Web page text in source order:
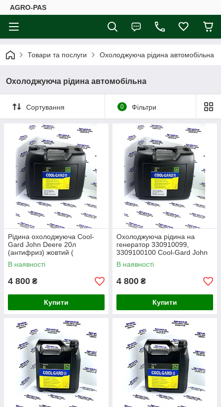
AGRO-PAS
Товари та послуги Охолоджуюча рідина автомобільна
Охолоджуюча рідина автомобільна
Сортування 0 Фільтри
Рідина охолоджуюча Cool-
Gard John Deere 20л
(антифриз) жовтий (
YU76215-020 )
В наявності
4 800 ₴
Купити
Охолоджуюча рідина на
генератор 330910099,
3309100100 Cool-Gard John
Deere 20л (антифриз) жовтий
( YU76215-020 )
В наявності
4 800 ₴
Купити